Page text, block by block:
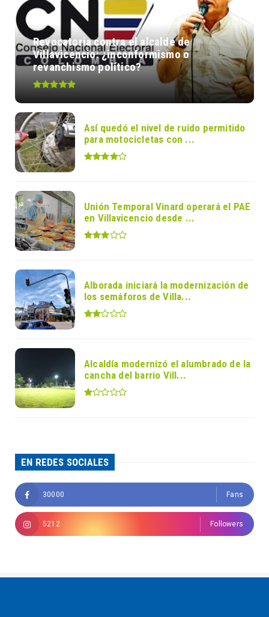
Revocatoria contra el alcalde de
Villavicencio: ¿inconformismo o
revanchismo político?
Así quedó el nivel de ruido permitido
para motocicletas con ...
Unión Temporal Vinard operará el PAE
en Villavicencio desde ...
Alborada iniciará la modernización de
los semáforos de Villa...
Alcaldía modernizó el alumbrado de la
cancha del barrio Vill...
EN REDES SOCIALES
30000 Fans
5212 Followers